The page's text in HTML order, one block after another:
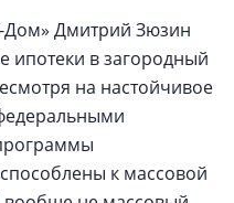
Дом» Дмитрий Зюзин
ипотеки в загородный
на настойчивое
к массовой